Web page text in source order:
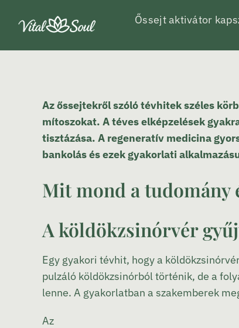
Őssejt aktivátor
Az őssejtekről szóló tévhitek széles
mítoszokat. A téves elképzelések
tisztázása. A regeneratív medicina
bankolás és ezek gyakorlati
Mit mond a tudomány
A köldökzsinórvér
Egy gyakori tévhit, hogy a
pulzáló köldökzsinórból történik, de a
lenne. A gyakorlatban a szakemberek
Az